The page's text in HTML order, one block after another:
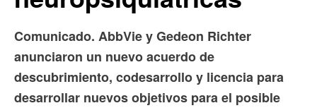
Comunicado. AbbVie y Gedeon Richter
anunciaron un nuevo acuerdo de
descubrimiento, codesarrollo y licencia para
desarrollar nuevos objetivos para el posible